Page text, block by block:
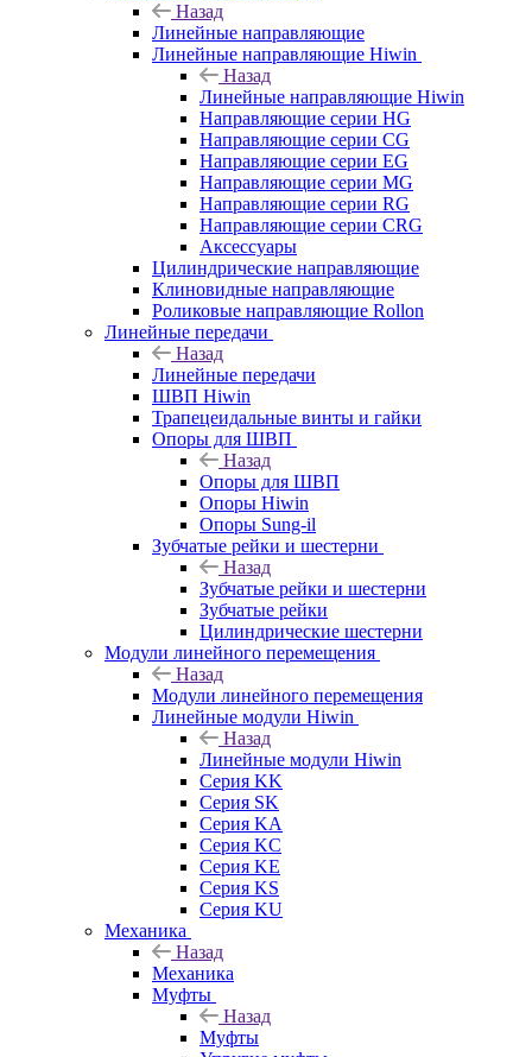
Назад
Линейные направляющие
Линейные направляющие Hiwin
Назад
Линейные направляющие Hiwin
Направляющие серии HG
Направляющие серии CG
Направляющие серии EG
Направляющие серии MG
Направляющие серии RG
Направляющие серии CRG
Аксессуары
Цилиндрические направляющие
Клиновидные направляющие
Роликовые направляющие Rollon
Линейные передачи
Назад
Линейные передачи
ШВП Hiwin
Трапецеидальные винты и гайки
Опоры для ШВП
Назад
Опоры для ШВП
Опоры Hiwin
Опоры Sung-il
Зубчатые рейки и шестерни
Назад
Зубчатые рейки и шестерни
Зубчатые рейки
Цилиндрические шестерни
Модули линейного перемещения
Назад
Модули линейного перемещения
Линейные модули Hiwin
Назад
Линейные модули Hiwin
Серия KK
Серия SK
Серия KA
Серия KC
Серия KE
Серия KS
Серия KU
Механика
Назад
Механика
Муфты
Назад
Муфты